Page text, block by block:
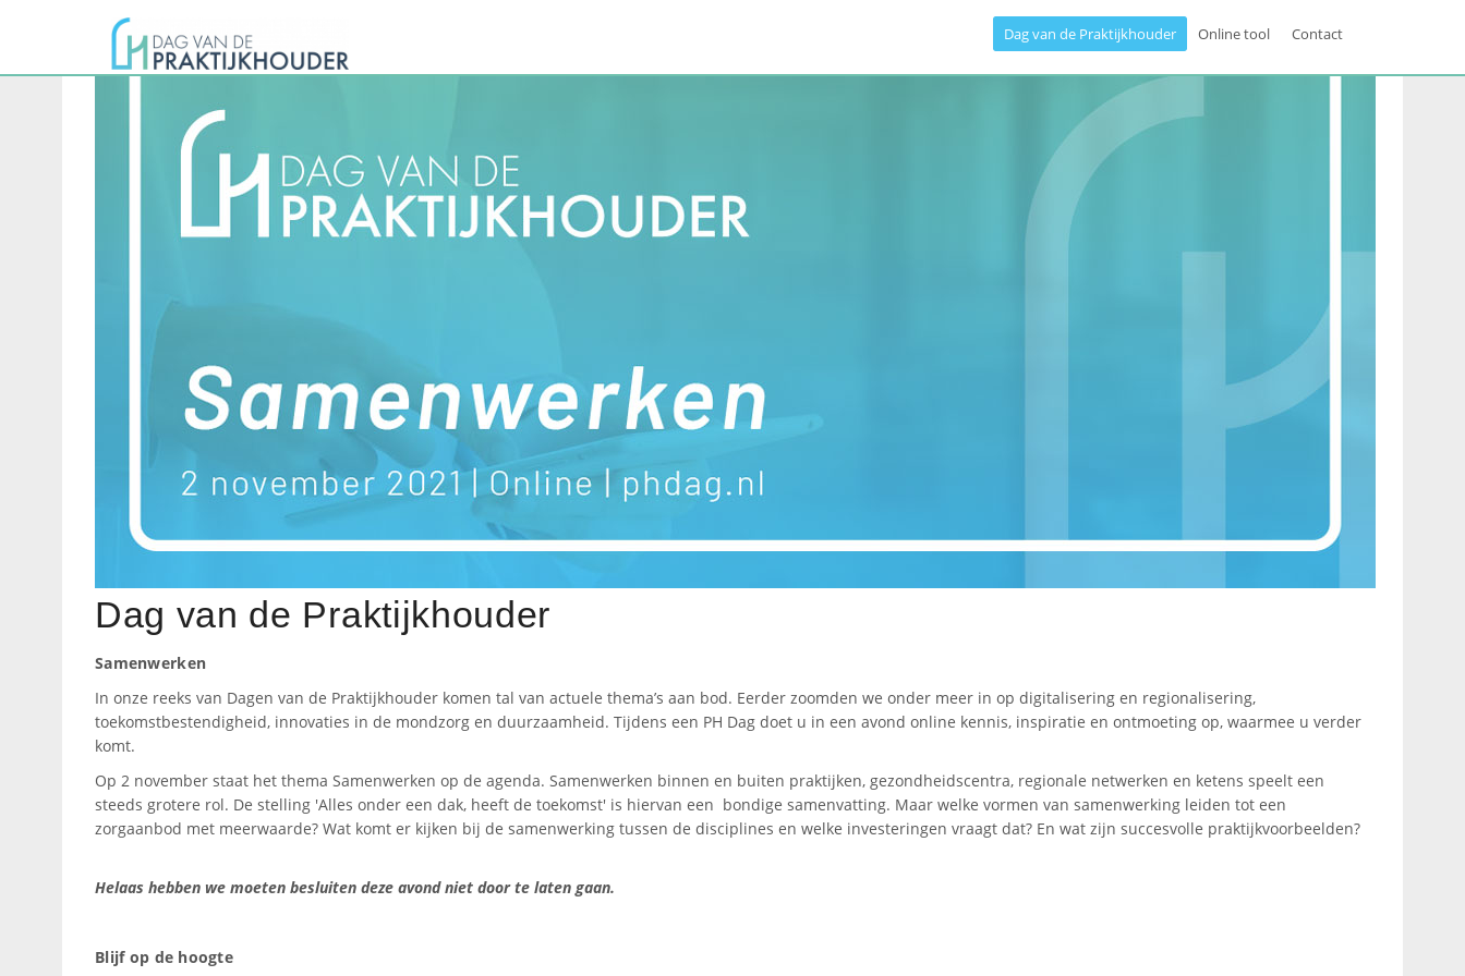
Dag van de Praktijkhouder Online tool Contact
Dag van de Praktijkhouder
Samenwerken
In onze reeks van Dagen van de Praktijkhouder komen tal van actuele thema’s aan bod. Eerder zoomden we onder meer in op digitalisering en regionalisering,
toekomstbestendigheid, innovaties in de mondzorg en duurzaamheid. Tijdens een PH Dag doet u in een avond online kennis, inspiratie en ontmoeting op, waarmee u verder
komt.
Op 2 november staat het thema Samenwerken op de agenda. Samenwerken binnen en buiten praktijken, gezondheidscentra, regionale netwerken en ketens speelt een
steeds grotere rol. De stelling 'Alles onder een dak, heeft de toekomst' is hiervan een bondige samenvatting. Maar welke vormen van samenwerking leiden tot een
zorgaanbod met meerwaarde? Wat komt er kijken bij de samenwerking tussen de disciplines en welke investeringen vraagt dat? En wat zijn succesvolle praktijkvoorbeelden?
Helaas hebben we moeten besluiten deze avond niet door te laten gaan.
Blijf op de hoogte